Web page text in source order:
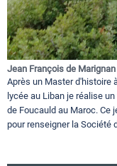
Jean François de Marignan
Après un Master d'histoire
lycée au Liban je réalise
de Foucauld au Maroc. Ce
pour renseigner la Société